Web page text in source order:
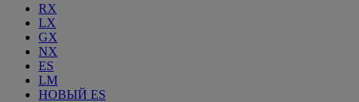
RX
LX
GX
NX
ES
LM
НОВЫЙ ES